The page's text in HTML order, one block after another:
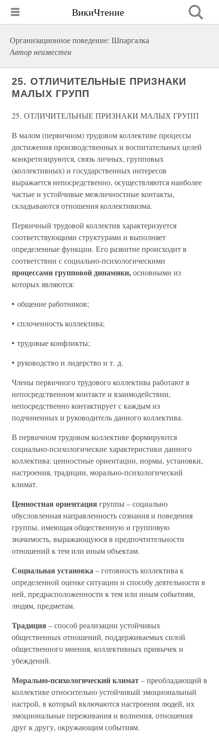
ВикиЧтение
Организационное поведение: Шпаргалка
Автор неизвестен
25. ОТЛИЧИТЕЛЬНЫЕ ПРИЗНАКИ
МАЛЫХ ГРУПП
25. ОТЛИЧИТЕЛЬНЫЕ ПРИЗНАКИ МАЛЫХ ГРУПП
В малом (первичном) трудовом коллективе процессы
достижения производственных и воспитательных целей
конкретизируются, связь личных, групповых
(коллективных) и государственных интересов
выражается непосредственно, осуществляются наиболее
частые и устойчивые межличностные контакты,
складываются отношения коллективизма.
Первичный трудовой коллектив характеризуется
соответствующими структурами и выполняет
определенные функции. Его развитие происходит в
соответствии с социально-психологическими
процессами групповой динамики,основными из
которых являются:
• общение работников;
• сплоченность коллектива;
• трудовые конфликты;
• руководство и лидерство и т. д.
Члены первичного трудового коллектива работают в
непосредственном контакте и взаимодействии,
непосредственно контактирует с каждым из
подчиненных и руководитель данного коллектива.
В первичном трудовом коллективе формируются
социально-психологические характеристики данного
коллектива: ценностные ориентации, нормы, установки,
настроения, традиции, морально-психологический
климат.
Ценностная ориентация группы – социально
обусловленная направленность сознания и поведения
группы, имеющая общественную и групповую
значимость, выражающуюся в предпочтительности
отношений к тем или иным объектам.
Социальная установка– готовность коллектива к
определенной оценке ситуации и способу деятельности в
ней, предрасположенности к тем или иным событиям,
людям, предметам.
Традиция – способ реализации устойчивых
общественных отношений, поддерживаемых силой
общественного мнения, коллективных привычек и
убеждений.
Морально-психологический климат– преобладающий в
коллективе относительно устойчивый эмоциональный
настрой, в который включаются настроения людей, их
эмоциональные переживания и волнения, отношения
друг к другу, окружающим событиям.